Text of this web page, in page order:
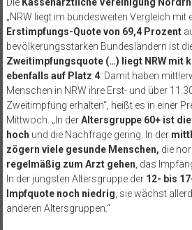
„NRW liegt im bundesweiten Vergleich mit
Erstimpfungs-Quote von 69,4 Prozent
bevölkerungsstarken Bundesländern ist
Zweitimpfungsquote (…) liegt NRW mit
ebenfalls auf Platz 4. Damit haben
Menschen in NRW ihre Erst- und über
Zweitimpfung erhalten“, heißt es in einer
Mittwoch. „In derAltersgruppe 60+ ist
hoch und die Nachfrage gering. In der
zögern viele gesunde Menschen, die
regelmäßig zum Arzt gehen , das
In der jüngsten Altersgruppe der 12- bis
Impfquote noch niedrig , sie wächst
anderen Altersgruppen.“